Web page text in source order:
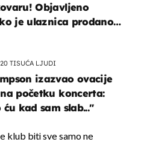
Objavljeno
je ulaznica prodano
20 TISUĆA LJUDI
izazvao ovacije
početku koncerta:
ću kad sam slab..."
klub biti sve samo ne